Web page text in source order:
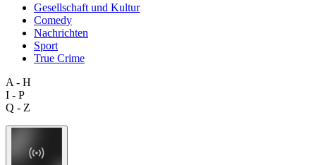
Gesellschaft und Kultur
Comedy
Nachrichten
Sport
True Crime
A - H
I - P
Q - Z